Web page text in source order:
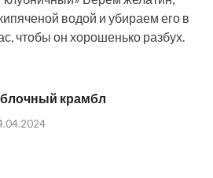
водой и убираем его в
чтобы он хорошенько разбух.
крамбл